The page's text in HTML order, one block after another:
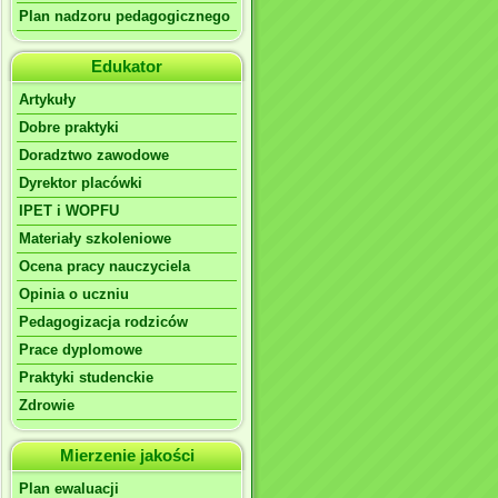
Plan nadzoru pedagogicznego
Edukator
Artykuły
Dobre praktyki
Doradztwo zawodowe
Dyrektor placówki
IPET i WOPFU
Materiały szkoleniowe
Ocena pracy nauczyciela
Opinia o uczniu
Pedagogizacja rodziców
Prace dyplomowe
Praktyki studenckie
Zdrowie
Mierzenie jakości
Plan ewaluacji